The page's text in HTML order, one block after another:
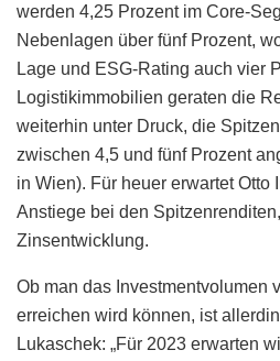
werden 4,25 Prozent im Core-
Nebenlagen über fünf Prozent,
Lage und ESG-Rating auch vier
Logistikimmobilien geraten die
weiterhin unter Druck, die
zwischen 4,5 und fünf Prozent
in Wien). Für heuer erwartet Otto
Anstiege bei den
Zinsentwicklung.
Ob man das Investmentvolumen
erreichen wird können, ist
Lukaschek: „Für 2023 erwarten